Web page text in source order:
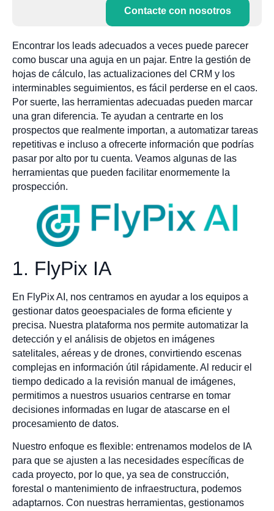
Contacte con nosotros
Encontrar los leads adecuados a veces puede parecer
como buscar una aguja en un pajar. Entre la gestión de
hojas de cálculo, las actualizaciones del CRM y los
interminables seguimientos, es fácil perderse en el caos.
Por suerte, las herramientas adecuadas pueden marcar
una gran diferencia. Te ayudan a centrarte en los
prospectos que realmente importan, a automatizar tareas
repetitivas e incluso a ofrecerte información que podrías
pasar por alto por tu cuenta. Veamos algunas de las
herramientas que pueden facilitar enormemente la
prospección.
1. FlyPix IA
En FlyPix AI, nos centramos en ayudar a los equipos a
gestionar datos geoespaciales de forma eficiente y
precisa. Nuestra plataforma nos permite automatizar la
detección y el análisis de objetos en imágenes
satelitales, aéreas y de drones, convirtiendo escenas
complejas en información útil rápidamente. Al reducir el
tiempo dedicado a la revisión manual de imágenes,
permitimos a nuestros usuarios centrarse en tomar
decisiones informadas en lugar de atascarse en el
procesamiento de datos.
Nuestro enfoque es flexible: entrenamos modelos de IA
para que se ajusten a las necesidades específicas de
cada proyecto, por lo que, ya sea de construcción,
forestal o mantenimiento de infraestructura, podemos
adaptarnos. Con nuestras herramientas, gestionamos